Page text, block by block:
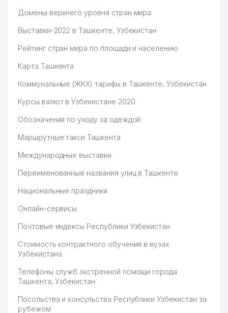
Домены верхнего уровня стран мира
Выставки-2022 в Ташкенте, Узбекистан
Рейтинг стран мира по площади и населению
Карта Ташкента
Коммунальные (ЖКХ) тарифы в Ташкенте, Узбекистан
Курсы валют в Узбекистане 2020
Обозначения по уходу за одеждой
Маршрутные такси Ташкента
Международные выставки
Переименованные названия улиц в Ташкенте
Национальные праздники
Онлайн-сервисы
Почтовые индексы Республики Узбекистан
Стоимость контрактного обучения в вузах
Узбекистана
Телефоны служб экстренной помощи города
Ташкента, Узбекистан
Посольства и консульства Республики Узбекистан за
рубежом